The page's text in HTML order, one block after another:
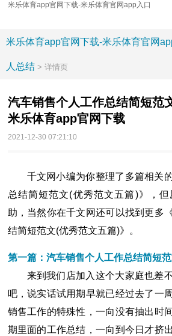
米乐体育app官网下载-米乐体育官网app入口
米乐体育app官网下载-米乐体育官网
人总结 > 详情页
汽车销售个人工作总结简短范
米乐体育app官网下载
2021-12-30 07:21:10
千文网小编为你整理了多篇相关
总结简短范文(优秀范文五篇)》，
助，当然你在千文网还可以找到更多
结简短范文(优秀范文五篇)》。
第一篇：汽车销售个人工作总结简短
来到我们店加入这个大家庭也差
吧，说实话试用期早就已经过去了一
销售工作的特殊性，一向没有抽出时
期里面的工作总结，一向到今日才挤